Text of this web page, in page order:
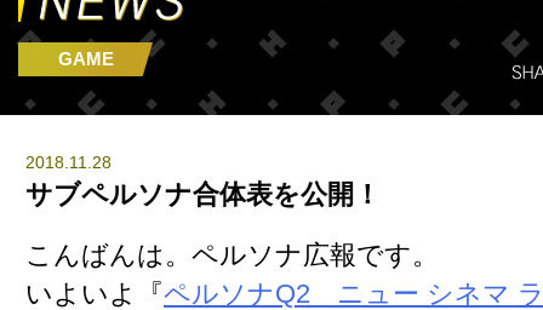
GAME
2018.11.28
サブペルソナ合体表を公開！
こんばんは。ペルソナ広報です。
いよいよ『ペルソナQ2 ニュー シネマ